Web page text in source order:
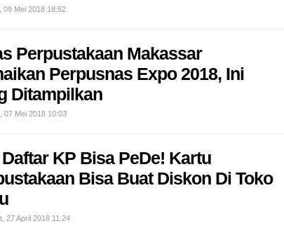
09 Mei 2018 18:52
Perpustakaan Makassar
Perpusnas Expo 2018, Ini
Ditampilkan
07 Mei 2018 10:03
KP Bisa PeDe! Kartu
Bisa Buat Diskon Di Toko
27 April 2018 11:24